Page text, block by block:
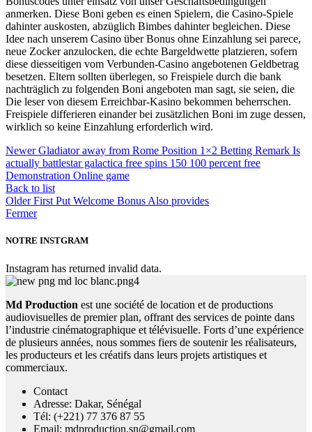
anmerken. Diese Boni geben es einen Spielern, die Casino-Spiele
dahinter auskosten, abzüglich Bimbes dahinter begleichen. Diese
Idee nach unserem Casino über Bonus ohne Einzahlung sei parece,
neue Zocker anzulocken, die echte Bargeldwette platzieren, sofern
diese diesseitigen vom Verbunden-Casino angebotenen Geldbetrag
besetzen. Eltern sollten überlegen, so Freispiele durch die bank
nachträglich zu folgenden Boni angeboten man sagt, sie seien, die
Die leser von diesem Erreichbar-Kasino bekommen beherrschen.
Freispiele differieren einander bei zusätzlichen Boni im zuge dessen,
wirklich so keine Einzahlung erforderlich wird.
Newer Gladiator away from Rome Position 1×2 Betting Remark Is
actually battlestar galactica free spins 150 100 percent free
Demonstration Online game
Back to list
Older First Put Welcome Bonus Also provides
Fermer
NOTRE INSTGRAM
Instagram has returned invalid data.
Md Production est une société de location et de productions
audiovisuelles de premier plan, offrant des services de pointe dans
l’industrie cinématographique et télévisuelle. Forts d’une expérience
de plusieurs années, nous sommes fiers de soutenir les réalisateurs,
les producteurs et les créatifs dans leurs projets artistiques et
commerciaux.
Contact
Adresse: Dakar, Sénégal
Tél: (+221) 77 376 87 55
Email: mdproduction.sn@gmail.com